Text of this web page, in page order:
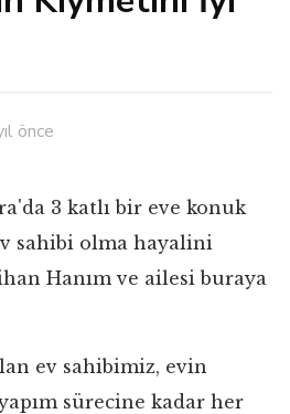
önce
3 katlı bir eve konuk
sahibi olma hayalini
Hanım ve ailesi buraya
ev sahibimiz, evin
sürecine kadar her